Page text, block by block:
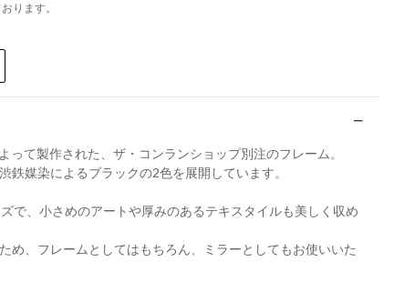
ります。
って製作された、ザ・コンランショップ別注のフレーム。
鉄媒染によるブラックの2色を展開しています。
で、小さめのアートや厚みのあるテキスタイルも美しく収め
め、フレームとしてはもちろん、ミラーとしてもお使いいた